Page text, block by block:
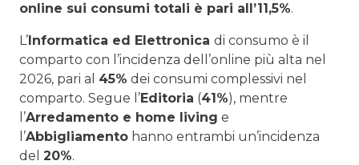
online sui consumi totali è pari all’11,5%.
L’Informatica ed Elettronica di consumo è il
comparto con l’incidenza dell’online più alta nel
2026, pari al 45% dei consumi complessivi nel
comparto. Segue l’Editoria (41%), mentre
l’Arredamento e home living e
l’Abbigliamento hanno entrambi un’incidenza
del 20%.